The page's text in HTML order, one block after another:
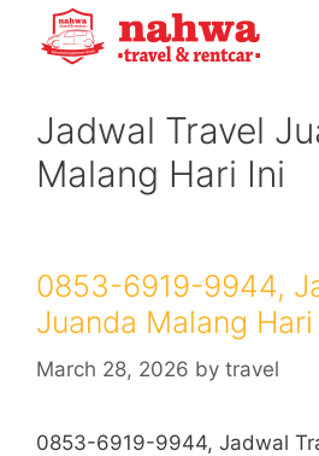
Jadwal Travel
Malang Hari Ini
0853-6919-9944,
Juanda Malang Hari
March 28, 2026 by travel
0853-6919-9944, Jadwal